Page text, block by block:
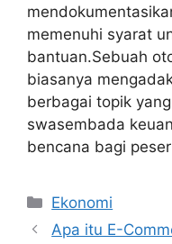
memenuhi syarat
bantuan.Sebuah
biasanya
berbagai topik
swasembada
bencana bagi
Kategori
Ekonomi
Apa itu E-